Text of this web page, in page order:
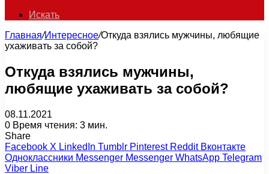
Искать
Главная/Интересное/Откуда взялись мужчины, любящие
ухаживать за собой?
Откуда взялись мужчины,
любящие ухаживать за собой?
08.11.2021
0 Время чтения: 3 мин.
Share
Facebook X LinkedIn Tumblr Pinterest Reddit Вконтакте
Одноклассники Messenger Messenger WhatsApp Telegram
Viber Line